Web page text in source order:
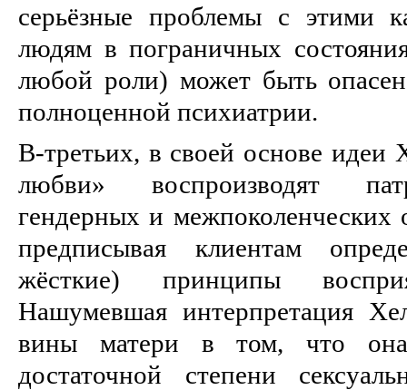
серьёзные проблемы с этими
людям в пограничных
любой роли) может быть
полноценной психиатрии.
В-третьих, в своей основе идеи
любви» воспроизводят
гендерных и межпоколенческих
предписывая клиентам
жёсткие) принципы
Нашумевшая интерпретация
вины матери в том, что она
достаточной степени